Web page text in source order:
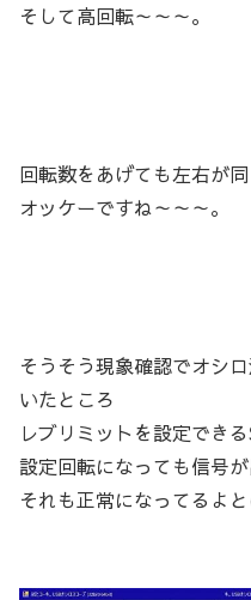
そして高回転～～～。
回転数をあげても左右が
オッケーですね～～～。
そうそう現象確認でオシ
いたところ
レブリミットを設定できる
設定回転になっても信号
それも正常になってるよと